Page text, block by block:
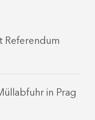
Referendum
in Prag